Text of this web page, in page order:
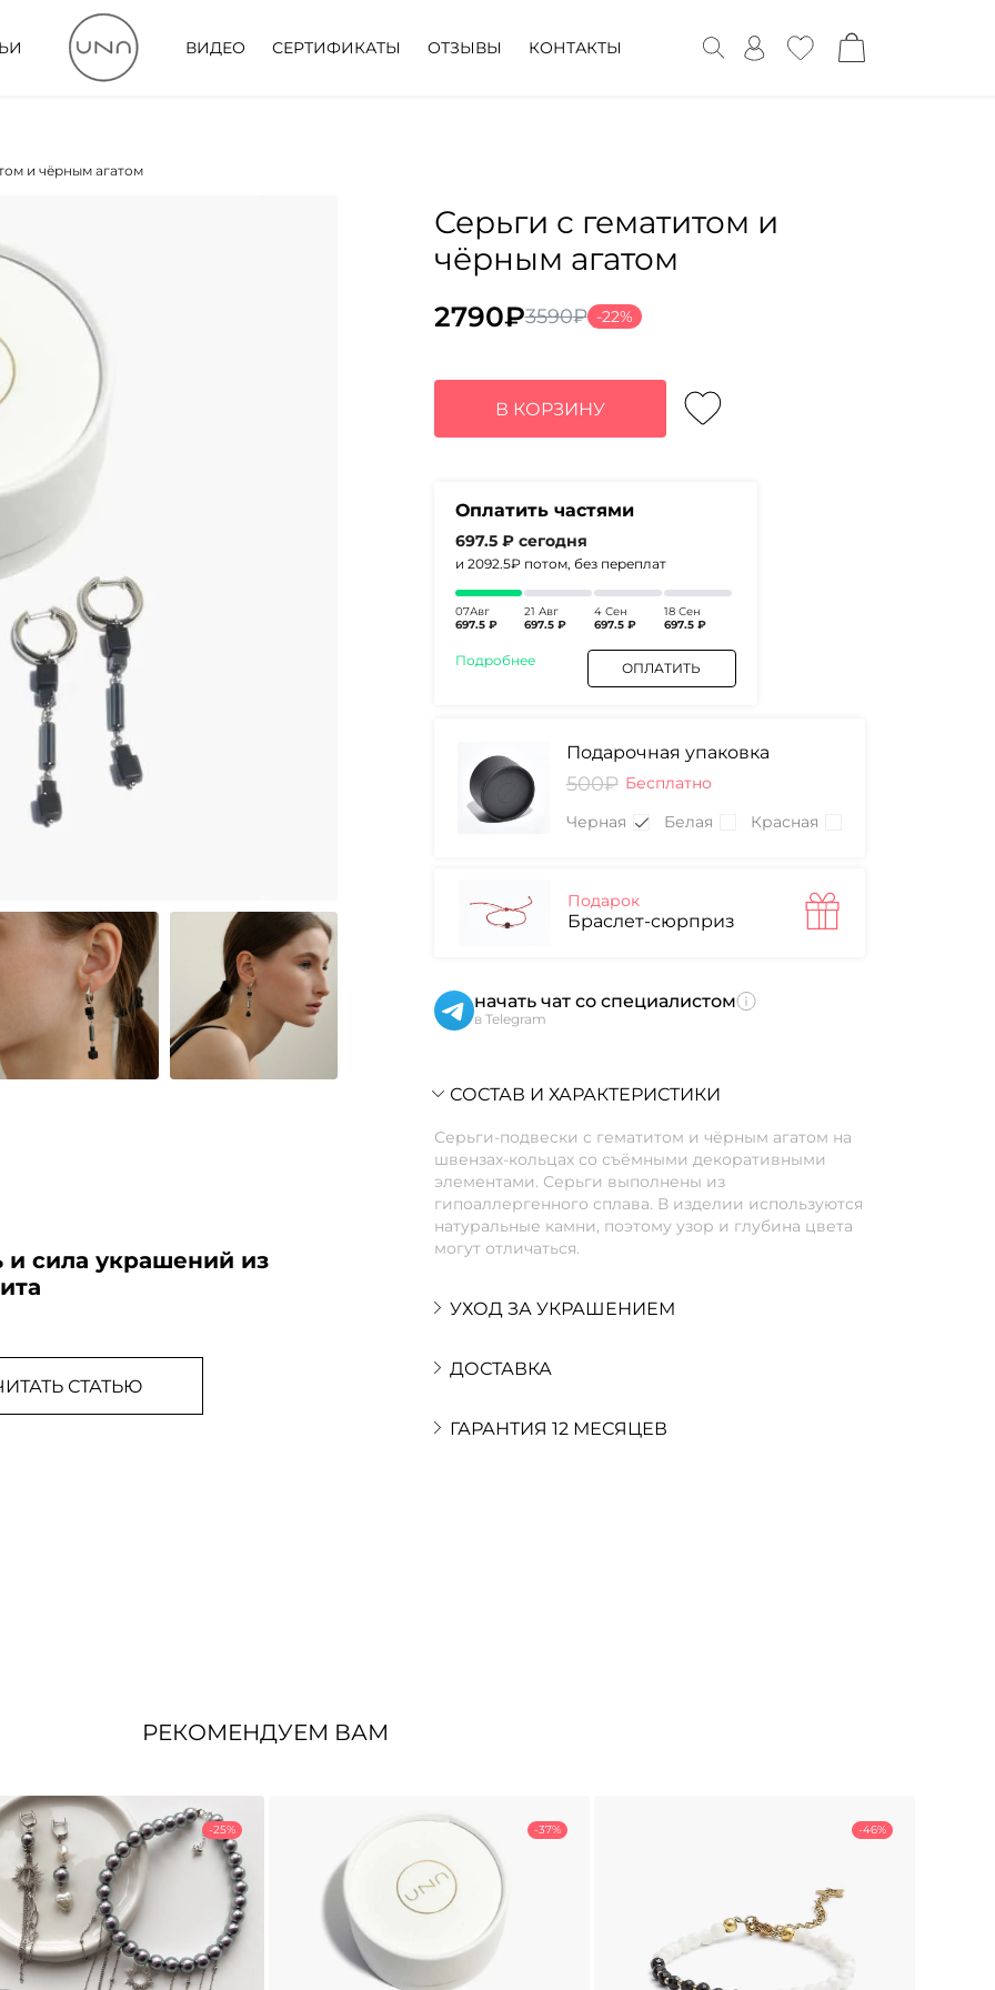
ВИДЕО СЕРТИФИКАТЫ ОТЗЫВЫ КОНТАКТЫ
и чёрным агатом
и сила украшений из
СТАТЬЮ
Серьги с гематитом и
чёрным агатом
3590₽
Первоначальная
составляла
3590₽.
2790₽
Текущая
2790₽.
-22%
В КОРЗИНУ
Оплатить частями
697.5 ₽ сегодня
и 2092.5₽ потом, без переплат
07Авг
697.5 ₽
21 Авг
697.5 ₽
4 Сен
697.5 ₽
18 Сен
697.5 ₽
Подробнее ОПЛАТИТЬ
Подарочная упаковка
500₽ Бесплатно
Черная
Белая Красная
Подарок
Браслет-сюрприз
начать чат со специалистом
в Telegram
СОСТАВ И ХАРАКТЕРИСТИКИ
Серьги-подвески с гематитом и чёрным агатом на
швензах-кольцах со съёмными декоративными
элементами. Серьги выполнены из
гипоаллергенного сплава. В изделии используются
натуральные камни, поэтому узор и глубина цвета
могут отличаться.
УХОД ЗА УКРАШЕНИЕМ
ДОСТАВКА
ГАРАНТИЯ 12 МЕСЯЦЕВ
РЕКОМЕНДУЕМ ВАМ
-25% -37% -46%